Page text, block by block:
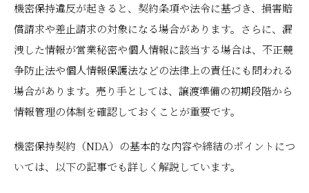
機密保持違反が起きると、契約条項や法令に基づき、損害賠
償請求や差止請求の対象になる場合があります。さらに、漏
洩した情報が営業秘密や個人情報に該当する場合は、不正競
争防止法や個人情報保護法などの法律上の責任にも問われる
場合があります。売り手としては、譲渡準備の初期段階から
情報管理の体制を確認しておくことが重要です。
機密保持契約（NDA）の基本的な内容や締結のポイントにつ
いては、以下の記事でも詳しく解説しています。